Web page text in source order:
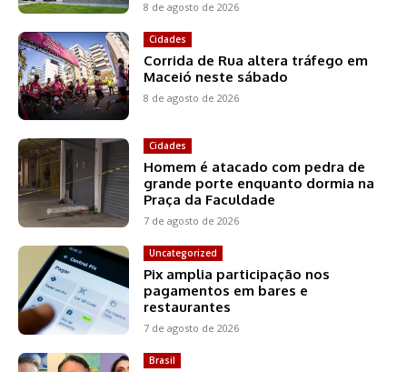
8 de agosto de 2026
Cidades
Corrida de Rua altera tráfego em
Maceió neste sábado
8 de agosto de 2026
Cidades
Homem é atacado com pedra de
grande porte enquanto dormia na
Praça da Faculdade
7 de agosto de 2026
Uncategorized
Pix amplia participação nos
pagamentos em bares e
restaurantes
7 de agosto de 2026
Brasil